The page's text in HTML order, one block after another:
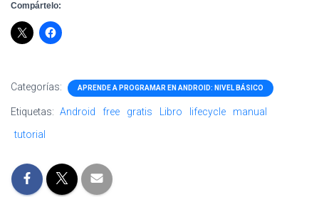
Compártelo:
Categorías: APRENDE A PROGRAMAR EN ANDROID: NIVEL BÁSICO
Etiquetas: Android free gratis Libro lifecycle
manual
tutorial